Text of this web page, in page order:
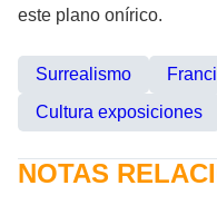
este plano onírico.
Surrealismo
Cultura exposiciones
NOTAS